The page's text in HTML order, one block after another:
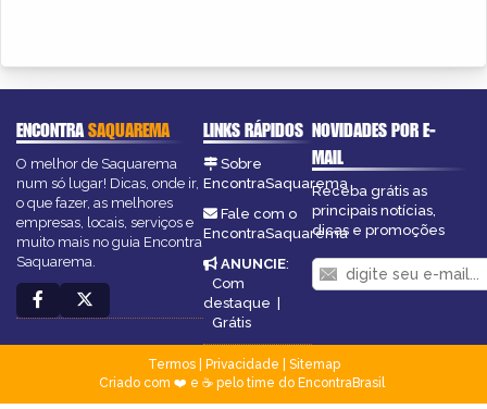
ENCONTRASAQUAREMA
O melhor de Saquarema
num só lugar! Dicas, onde ir,
o que fazer, as melhores
empresas, locais, serviços e
muito mais no guia Encontra
Saquarema.
LINKS RÁPIDOS
Sobre
EncontraSaquarema
Fale com o
EncontraSaquarema
ANUNCIE:
Com
destaque |
Grátis
NOVIDADES POR E-
MAIL
Receba grátis as
principais notícias,
dicas e promoções
Termos| Privacidade
Sitemap
Criado com ❤️ e ☕ pelo time do EncontraBrasil